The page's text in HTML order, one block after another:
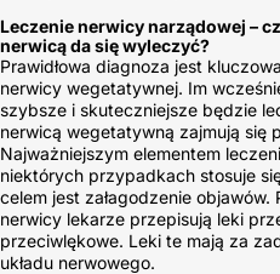
Leczenie nerwicy narządowej –
nerwicą da się wyleczyć?
Prawidłowa diagnoza jest
nerwicy wegetatywnej. Im
szybsze i skuteczniejsze będzie
nerwicą wegetatywną zajmują się
Najważniejszym elementem
niektórych przypadkach stosuje
celem jest załagodzenie
nerwicy lekarze przepisują leki
przeciwlękowe. Leki te mają za
układu nerwowego.